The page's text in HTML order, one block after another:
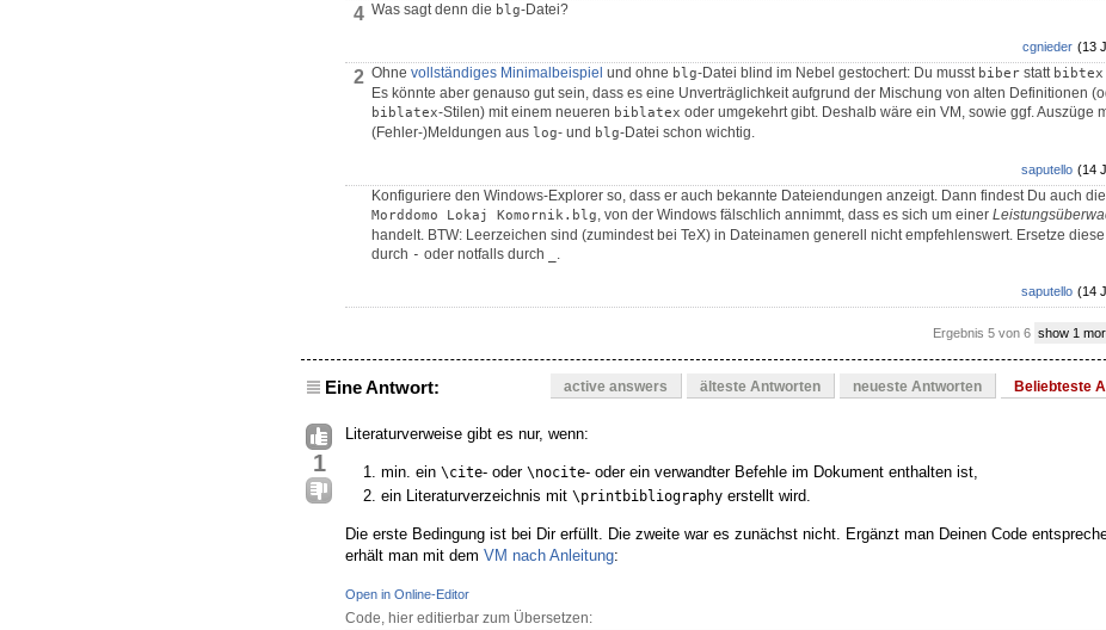
4 Was sagt denn die blg-Datei?
(13
cgnieder
2 Ohne vollständiges Minimalbeispiel und ohne blg-Datei blind im Nebel gestochert: Du musst biber statt bibtex
Es könnte aber genauso gut sein, dass es eine Unverträglichkeit aufgrund der Mischung von alten Definitionen
biblatex-Stilen) mit einem neueren biblatex oder umgekehrt gibt. Deshalb wäre ein VM, sowie ggf. Auszüge
(Fehler-)Meldungen aus log- und blg-Datei schon wichtig.
(14
saputello
Konfiguriere den Windows-Explorer so, dass er auch bekannte Dateiendungen anzeigt. Dann findest Du auch
Morddomo Lokaj Komornik.blg, von der Windows fälschlich annimmt, dass es sich um einer
handelt. BTW: Leerzeichen sind (zumindest bei TeX) in Dateinamen generell nicht empfehlenswert. Ersetze
durch - oder notfalls durch .
(14
saputello
Ergebnis 5 von 6 show 1
Eine Antwort: active answers älteste Antworten neueste Antworten Beliebteste
1
Literaturverweise gibt es nur, wenn:
min. ein \cite- oder \nocite- oder ein verwandter Befehle im Dokument enthalten ist,
ein Literaturverzeichnis mit \printbibliography erstellt wird.
Die erste Bedingung ist bei Dir erfüllt. Die zweite war es zunächst nicht. Ergänzt man Deinen Code
erhält man mit dem VM nach Anleitung:
Open in Online-Editor
Code, hier editierbar zum Übersetzen: